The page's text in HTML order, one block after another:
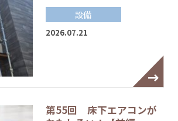
設備
2026.07.21
第55回 床下エアコンが